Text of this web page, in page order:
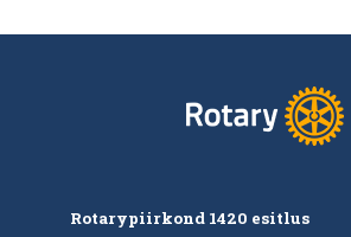
Rotarypiirkond 1420 esitlus